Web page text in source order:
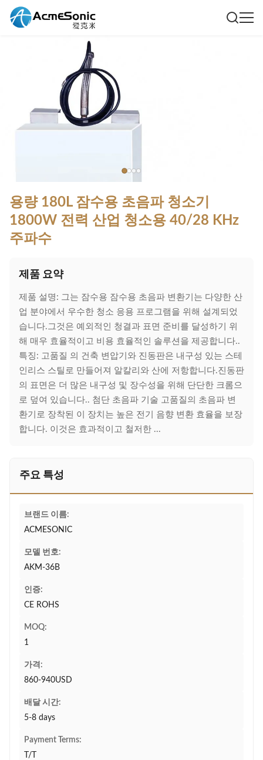
용량 180L 잠수용 초음파 청소기
1800W 전력 산업 청소용 40/28 KHz
주파수
제품 요약
제품 설명: 그는 잠수용 잠수용 초음파 변환기는 다양한 산
업 분야에서 우수한 청소 응용 프로그램을 위해 설계되었
습니다.그것은 예외적인 청결과 표면 준비를 달성하기 위
해 매우 효율적이고 비용 효율적인 솔루션을 제공합니다..
특징: 고품질 의 건축 변압기와 진동판은 내구성 있는 스테
인리스 스틸로 만들어져 알칼리와 산에 저항합니다.진동판
의 표면은 더 많은 내구성 및 장수성을 위해 단단한 크롬으
로 덮여 있습니다.. 첨단 초음파 기술 고품질의 초음파 변
환기로 장착된 이 장치는 높은 전기 음향 변환 효율을 보장
합니다. 이것은 효과적이고 철저한 ...
주요 특성
브랜드 이름:
ACMESONIC
모델 번호:
AKM-36B
인증:
CE ROHS
MOQ:
1
가격:
860-940USD
배달 시간:
5-8 days
Payment Terms:
T/T